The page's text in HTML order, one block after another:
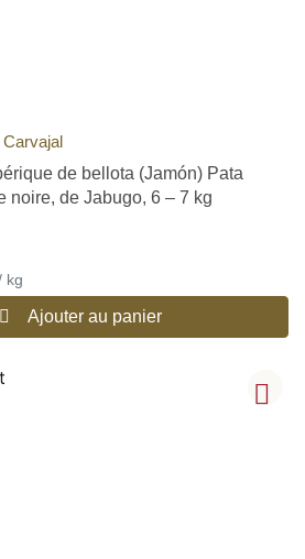
de bellota (Jamón) Pata
noire, de Jabugo, 6 – 7 kg
kg
Ajouter au panier